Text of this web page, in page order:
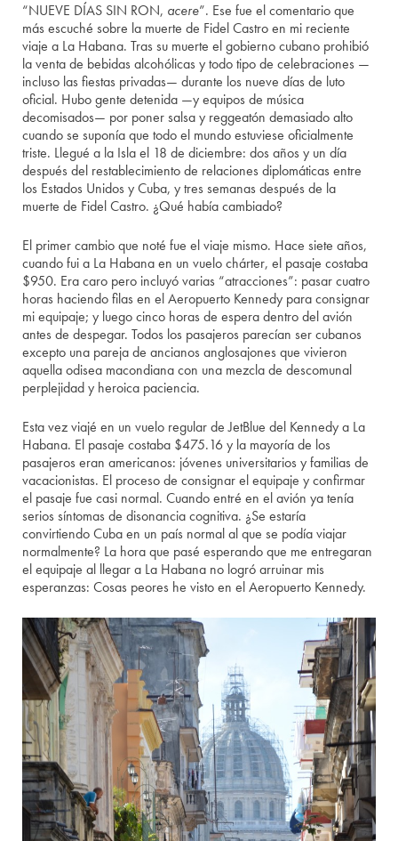
“NUEVE DÍAS SIN RON, acere”. Ese fue el comentario que
más escuché sobre la muerte de Fidel Castro en mi reciente
viaje a La Habana. Tras su muerte el gobierno cubano prohibió
la venta de bebidas alcohólicas y todo tipo de celebraciones —
incluso las fiestas privadas— durante los nueve días de luto
oficial. Hubo gente detenida —y equipos de música
decomisados— por poner salsa y reggeatón demasiado alto
cuando se suponía que todo el mundo estuviese oficialmente
triste. Llegué a la Isla el 18 de diciembre: dos años y un día
después del restablecimiento de relaciones diplomáticas entre
los Estados Unidos y Cuba, y tres semanas después de la
muerte de Fidel Castro. ¿Qué había cambiado?
El primer cambio que noté fue el viaje mismo. Hace siete años,
cuando fui a La Habana en un vuelo chárter, el pasaje costaba
$950. Era caro pero incluyó varias “atracciones”: pasar cuatro
horas haciendo filas en el Aeropuerto Kennedy para consignar
mi equipaje; y luego cinco horas de espera dentro del avión
antes de despegar. Todos los pasajeros parecían ser cubanos
excepto una pareja de ancianos anglosajones que vivieron
aquella odisea macondiana con una mezcla de descomunal
perplejidad y heroica paciencia.
Esta vez viajé en un vuelo regular de JetBlue del Kennedy a La
Habana. El pasaje costaba $475.16 y la mayoría de los
pasajeros eran americanos: jóvenes universitarios y familias de
vacacionistas. El proceso de consignar el equipaje y confirmar
el pasaje fue casi normal. Cuando entré en el avión ya tenía
serios síntomas de disonancia cognitiva. ¿Se estaría
convirtiendo Cuba en un país normal al que se podía viajar
normalmente? La hora que pasé esperando que me entregaran
el equipaje al llegar a La Habana no logró arruinar mis
esperanzas: Cosas peores he visto en el Aeropuerto Kennedy.